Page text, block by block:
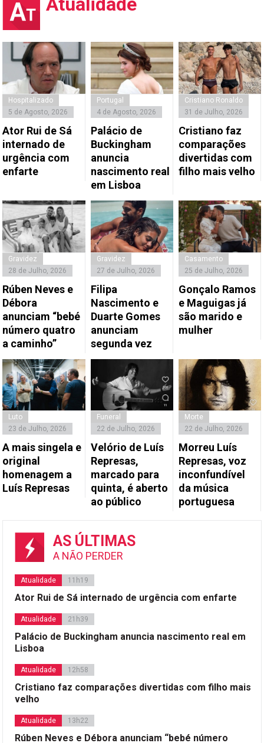
Hospitalizado
5 de Agosto, 2026
Ator Rui de Sá
internado de
urgência com
enfarte
Portugal
4 de Agosto, 2026
Palácio de
Buckingham
anuncia
nascimento real
em Lisboa
Cristiano Ronaldo
31 de Julho, 2026
Cristiano faz
comparações
divertidas com
filho mais velho
Gravidez
28 de Julho, 2026
Rúben Neves e
Débora
anunciam “bebé
número quatro
a caminho”
Gravidez
27 de Julho, 2026
Filipa
Nascimento e
Duarte Gomes
anunciam
segunda vez
Casamento
25 de Julho, 2026
Gonçalo Ramos
e Maguigas já
são marido e
mulher
Luto
23 de Julho, 2026
A mais singela e
original
homenagem a
Luís Represas
Funeral
22 de Julho, 2026
Velório de Luís
Represas,
marcado para
quinta, é aberto
ao público
Morte
22 de Julho, 2026
Morreu Luís
Represas, voz
inconfundível
da música
portuguesa
AS ÚLTIMAS
A NÃO PERDER
Atualidade 11h19
Ator Rui de Sá internado de urgência com enfarte
Atualidade 21h39
Palácio de Buckingham anuncia nascimento real em
Lisboa
Atualidade 12h58
Cristiano faz comparações divertidas com filho mais
velho
Atualidade 13h22
Rúben Neves e Débora anunciam “bebé número